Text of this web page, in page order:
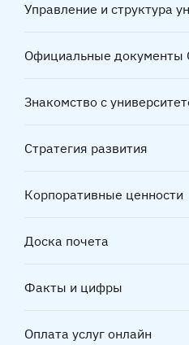
Управление и структура
Официальные документы
Знакомство с
Стратегия развития
Корпоративные ценности
Доска почета
Факты и цифры
Оплата услуг онлайн